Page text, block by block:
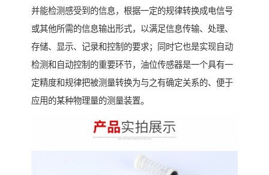
并能检测感受到的信息，根据一定的规律转换成电信号
或其他所需的信息输出形式，以满足信息传输、处理、
存储、显示、记录和控制的要求；同时它也是实现自动
检测和自动控制的重要环节，油位传感器是一个具有一
定精度和规律把被测量转换为与之有确定关系的、便于
应用的某种物理量的测量装置。